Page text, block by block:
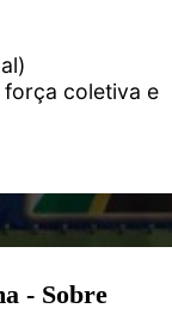
força coletiva e
- Sobre